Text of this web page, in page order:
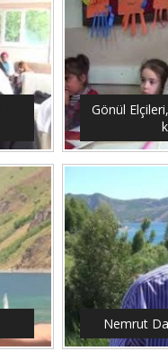
Gönül
Nemrut